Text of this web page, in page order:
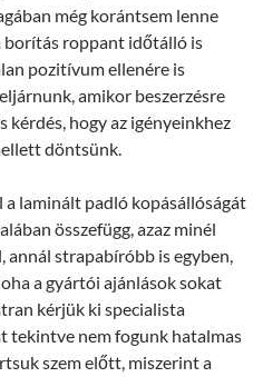
még korántsem lenne
borítás roppant időtálló is
pozitívum ellenére is
amikor beszerzésre
kérdés, hogy az igényeinkhez
döntsünk.
laminált padló kopásállóságát
összefügg, azaz minél
annál strapabíróbb is egyben,
a gyártói ajánlások sokat
kérjük ki specialista
tekintve nem fogunk hatalmas
szem előtt, miszerint a